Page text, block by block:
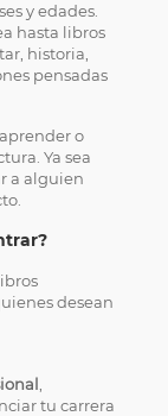
y edades.
hasta libros
historia,
pensadas
o
Ya sea
a alguien
desean
tu carrera